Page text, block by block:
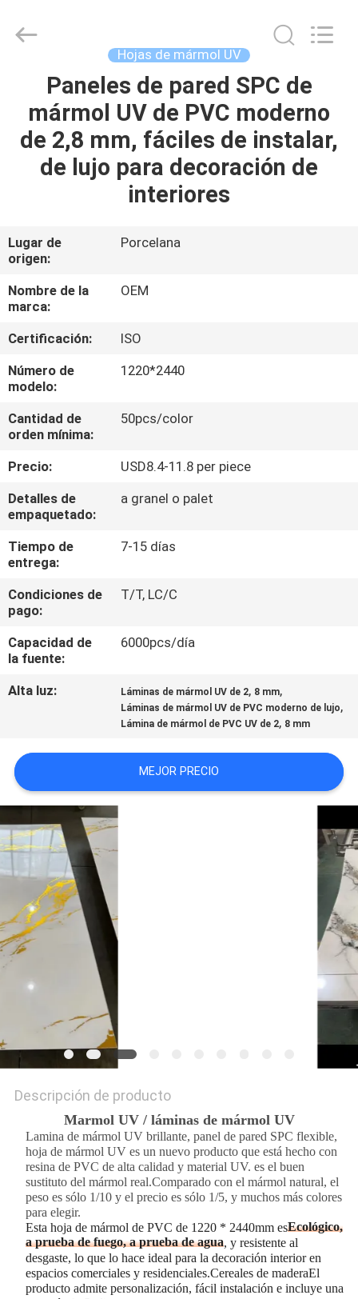
HOGAR
PRODUCTOS
VIAJE
DE
LA
FÁBRICA
CONTROL
DE
ÉNTRENOS
EN
CONTACTO
CON
PIDA
UNA
CITA
DEL
SITIO
PRIVACY
POLICY
Oasis
Building
Hojas de mármol UV
Paneles de pared SPC de
mármol UV de PVC moderno
de 2,8 mm, fáciles de instalar,
de lujo para decoración de
interiores
Lugar de
origen:
Porcelana
Nombre de la
marca:
OEM
Certificación:
ISO
Número de
modelo:
1220*2440
Cantidad de
orden mínima:
50pcs/color
Precio:
USD8.4-11.8 per piece
Detalles de
empaquetado:
a granel o palet
Tiempo de
entrega:
7-15 días
Condiciones de
pago:
T/T, LC/C
Capacidad de
la fuente:
6000pcs/día
Alta luz: Láminas de mármol UV de 2, 8 mm,
Láminas de mármol UV de PVC moderno de lujo,
Lámina de mármol de PVC UV de 2, 8 mm
MEJOR PRECIO
Descripción de producto
Marmol UV / láminas de mármol UV
Lamina de mármol UV brillante, panel de pared SPC flexible,
hoja de mármol UV es un nuevo producto que está hecho con
resina de PVC de alta calidad y material UV. es el buen
sustituto del mármol real.Comparado con el mármol natural, el
peso es sólo 1/10 y el precio es sólo 1/5, y muchos más colores
para elegir.
Esta hoja de mármol de PVC de 1220 * 2440mm esEcológico,
a prueba de fuego, a prueba de agua, y resistente al
desgaste, lo que lo hace ideal para la decoración interior en
espacios comerciales y residenciales.Cereales de maderaEl
producto admite personalización, fácil instalación e incluye una